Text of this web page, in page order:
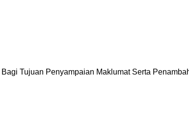
Bagi Tujuan Penyampaian Maklumat Serta